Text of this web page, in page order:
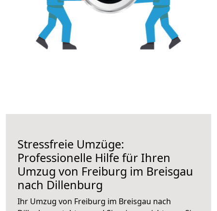
Stressfreie Umzüge:
Professionelle Hilfe für Ihren
Umzug von Freiburg im Breisgau
nach Dillenburg
Ihr Umzug von Freiburg im Breisgau nach